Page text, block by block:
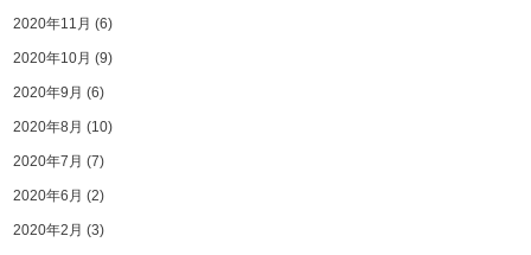
2020年11月 (6)
2020年10月 (9)
2020年9月 (6)
2020年8月 (10)
2020年7月 (7)
2020年6月 (2)
2020年2月 (3)